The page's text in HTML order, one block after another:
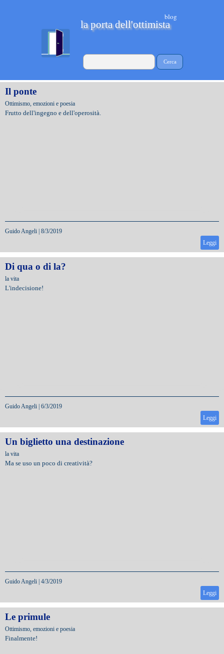
la porta dell'ottimista
blog
Cerca
Il ponte
Ottimismo, emozioni e poesia
Frutto dell'ingegno e dell'operosità.
Guido Angeli 8/3/2019
Leggi
Di qua o di la?
la vita
L'indecisione!
Guido Angeli 6/3/2019
Leggi
Un biglietto una destinazione
la vita
Ma se uso un poco di creatività?
Guido Angeli 4/3/2019
Leggi
Le primule
Ottimismo, emozioni e poesia
Finalmente!